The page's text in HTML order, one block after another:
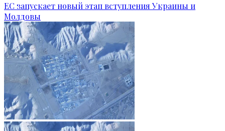
ЕС запускает новый этап вступления Украины и
Молдовы